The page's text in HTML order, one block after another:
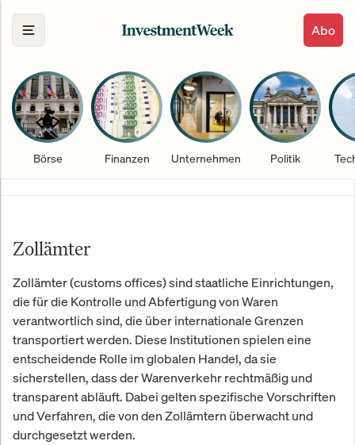
Abo
Börse Finanzen Unternehmen Politik
Zollämter
Zollämter (customs offices) sind staatliche Einrichtungen,
die für die Kontrolle und Abfertigung von Waren
verantwortlich sind, die über internationale Grenzen
transportiert werden. Diese Institutionen spielen eine
entscheidende Rolle im globalen Handel, da sie
sicherstellen, dass der Warenverkehr rechtmäßig und
transparent abläuft. Dabei gelten spezifische Vorschriften
und Verfahren, die von den Zollämtern überwacht und
durchgesetzt werden.